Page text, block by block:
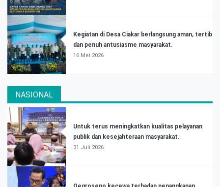
Kegiatan di Desa Ciakar berlangsung aman, tertib
dan penuh antusiasme masyarakat.
16 Mei 2026
NASIONAL
Untuk terus meningkatkan kualitas pelayanan
publik dan kesejahteraan masyarakat.
31 Juli 2026